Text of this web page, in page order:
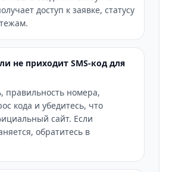
доступ к заявке, статусу
не приходит SMS-код для
правильность номера,
кода и убедитесь, что
сайт. Если
обратитесь в